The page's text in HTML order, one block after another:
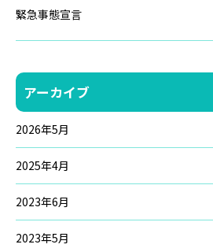
緊急事態宣言
アーカイブ
2026年5月
2025年4月
2023年6月
2023年5月